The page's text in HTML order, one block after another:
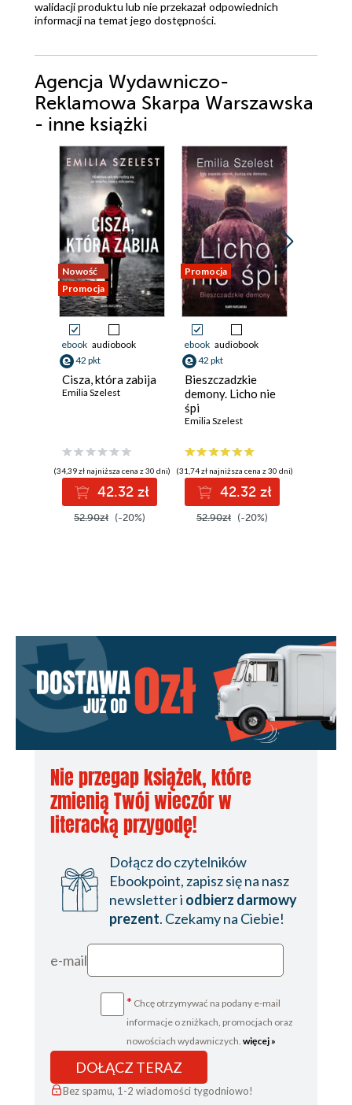
walidacji produktu lub nie przekazał odpowiednich
informacji na temat jego dostępności.
Agencja Wydawniczo-
Reklamowa Skarpa Warszawska
- inne książki
Nowość
Promocja
ebook audiobook
42 pkt
Cisza, która zabija
Emilia Szelest
(34,39 zł najniższa cena z 30 dni)
42.32 zł
52.90zł (-20%)
Promocja
ebook audiobook
42 pkt
Bieszczadzkie
demony. Licho nie
śpi
Emilia Szelest
(31,74 zł najniższa cena z 30 dni)
42.32 zł
52.90zł (-20%)
Nie przegap książek, które
zmienią Twój wieczór w
literacką przygodę!
Dołącz do czytelników
Ebookpoint, zapisz się na nasz
newsletter i odbierz darmowy
prezent. Czekamy na Ciebie!
e-mail
* Chcę otrzymywać na podany e-mail
informacje o zniżkach, promocjach oraz
nowościach wydawniczych. więcej »
DOŁĄCZ TERAZ
Bez spamu, 1-2 wiadomości tygodniowo!